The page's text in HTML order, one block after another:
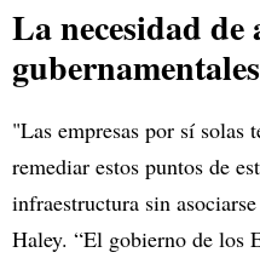
La necesidad de
gubernamentales
"Las empresas por sí solas
remediar estos puntos de
infraestructura sin
Haley. “El gobierno de los